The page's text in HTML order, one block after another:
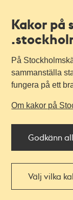
Kakor på
På
sammanställa
fungera på ett
Om kakor på
Godkänn
Välj vilka